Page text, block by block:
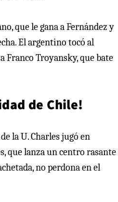
El argentino tocó al
Franco Troyansky, que bate
de Chile!
que lanza un centro rasante
no perdona en el